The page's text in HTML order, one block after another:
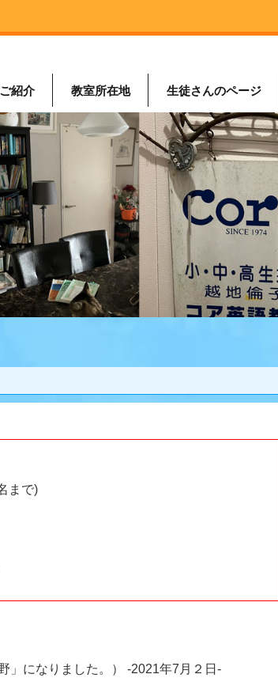
紹介 教室所在地 生徒さんのページ
まで)
」になりました。） -2021年7月２日-